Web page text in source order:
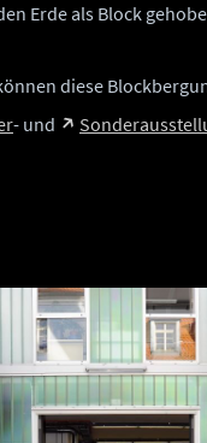
Erde als Block
diese
- und